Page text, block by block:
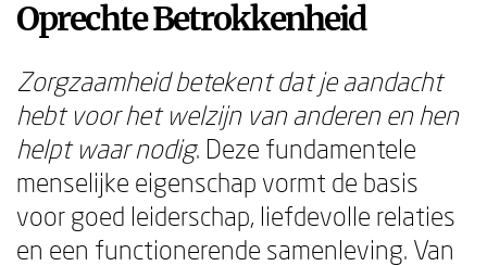
Oprechte Betrokkenheid
Zorgzaamheid betekent dat je aandacht
hebt voor het welzijn van anderen en hen
helpt waar nodig. Deze fundamentele
menselijke eigenschap vormt de basis
voor goed leiderschap, liefdevolle relaties
en een functionerende samenleving. Van